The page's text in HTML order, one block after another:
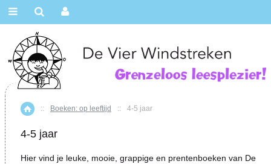
Home
:: Boeken: op leeftijd :: 4-5 jaar
4-5 jaar
Hier vind je leuke, mooie, grappige en prentenboeken van De